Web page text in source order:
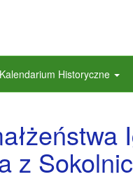
Kalendarium Historyczne
z